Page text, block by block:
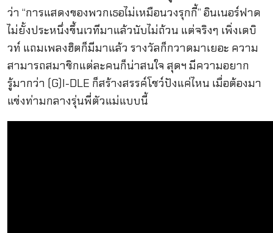
ว่า “การแสดงของพวกเธอไม่เหมือนวงรุกกี้” อินเนอร์ฟาด
ไม่ยั้งประหนึ่งขึ้นเวทีมาแล้วนับไม่ถ้วน แต่จริงๆ เพิ่งเดบิ
วท์ แถมเพลงฮิตก็มีมาแล้ว รางวัลก็กวาดมาเยอะ ความ
สามารถสมาชิกแต่ละคนก็น่าสนใจ สุดฯ มีความอยาก
รู้มากว่า (G)I-DLE ก็สร้างสรรค์โชว์ปังแค่ไหน เมื่อต้องมา
แข่งท่ามกลางรุ่นพี่ตัวแม่แบบนี้